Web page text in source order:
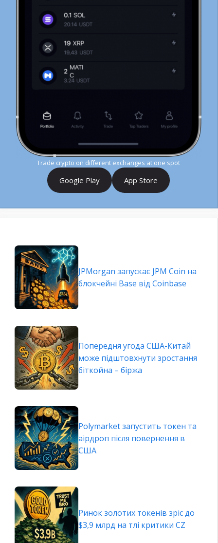
Trade crypto on different exchanges at one spot
Google Play App Store
JPMorgan запускає JPM Coin на
блокчейні Base від Coinbase
Попередня угода США-Китай
може підштовхнути зростання
біткойна – біржа
Polymarket запустить токен та
аірдроп після повернення в
США
Ринок золотих токенів зріс до
$3,9 млрд на тлі критики CZ